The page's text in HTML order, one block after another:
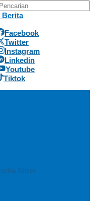
Berita
Facebook
Twitter
Instagram
Linkedin
Youtube
Tiktok
Siber